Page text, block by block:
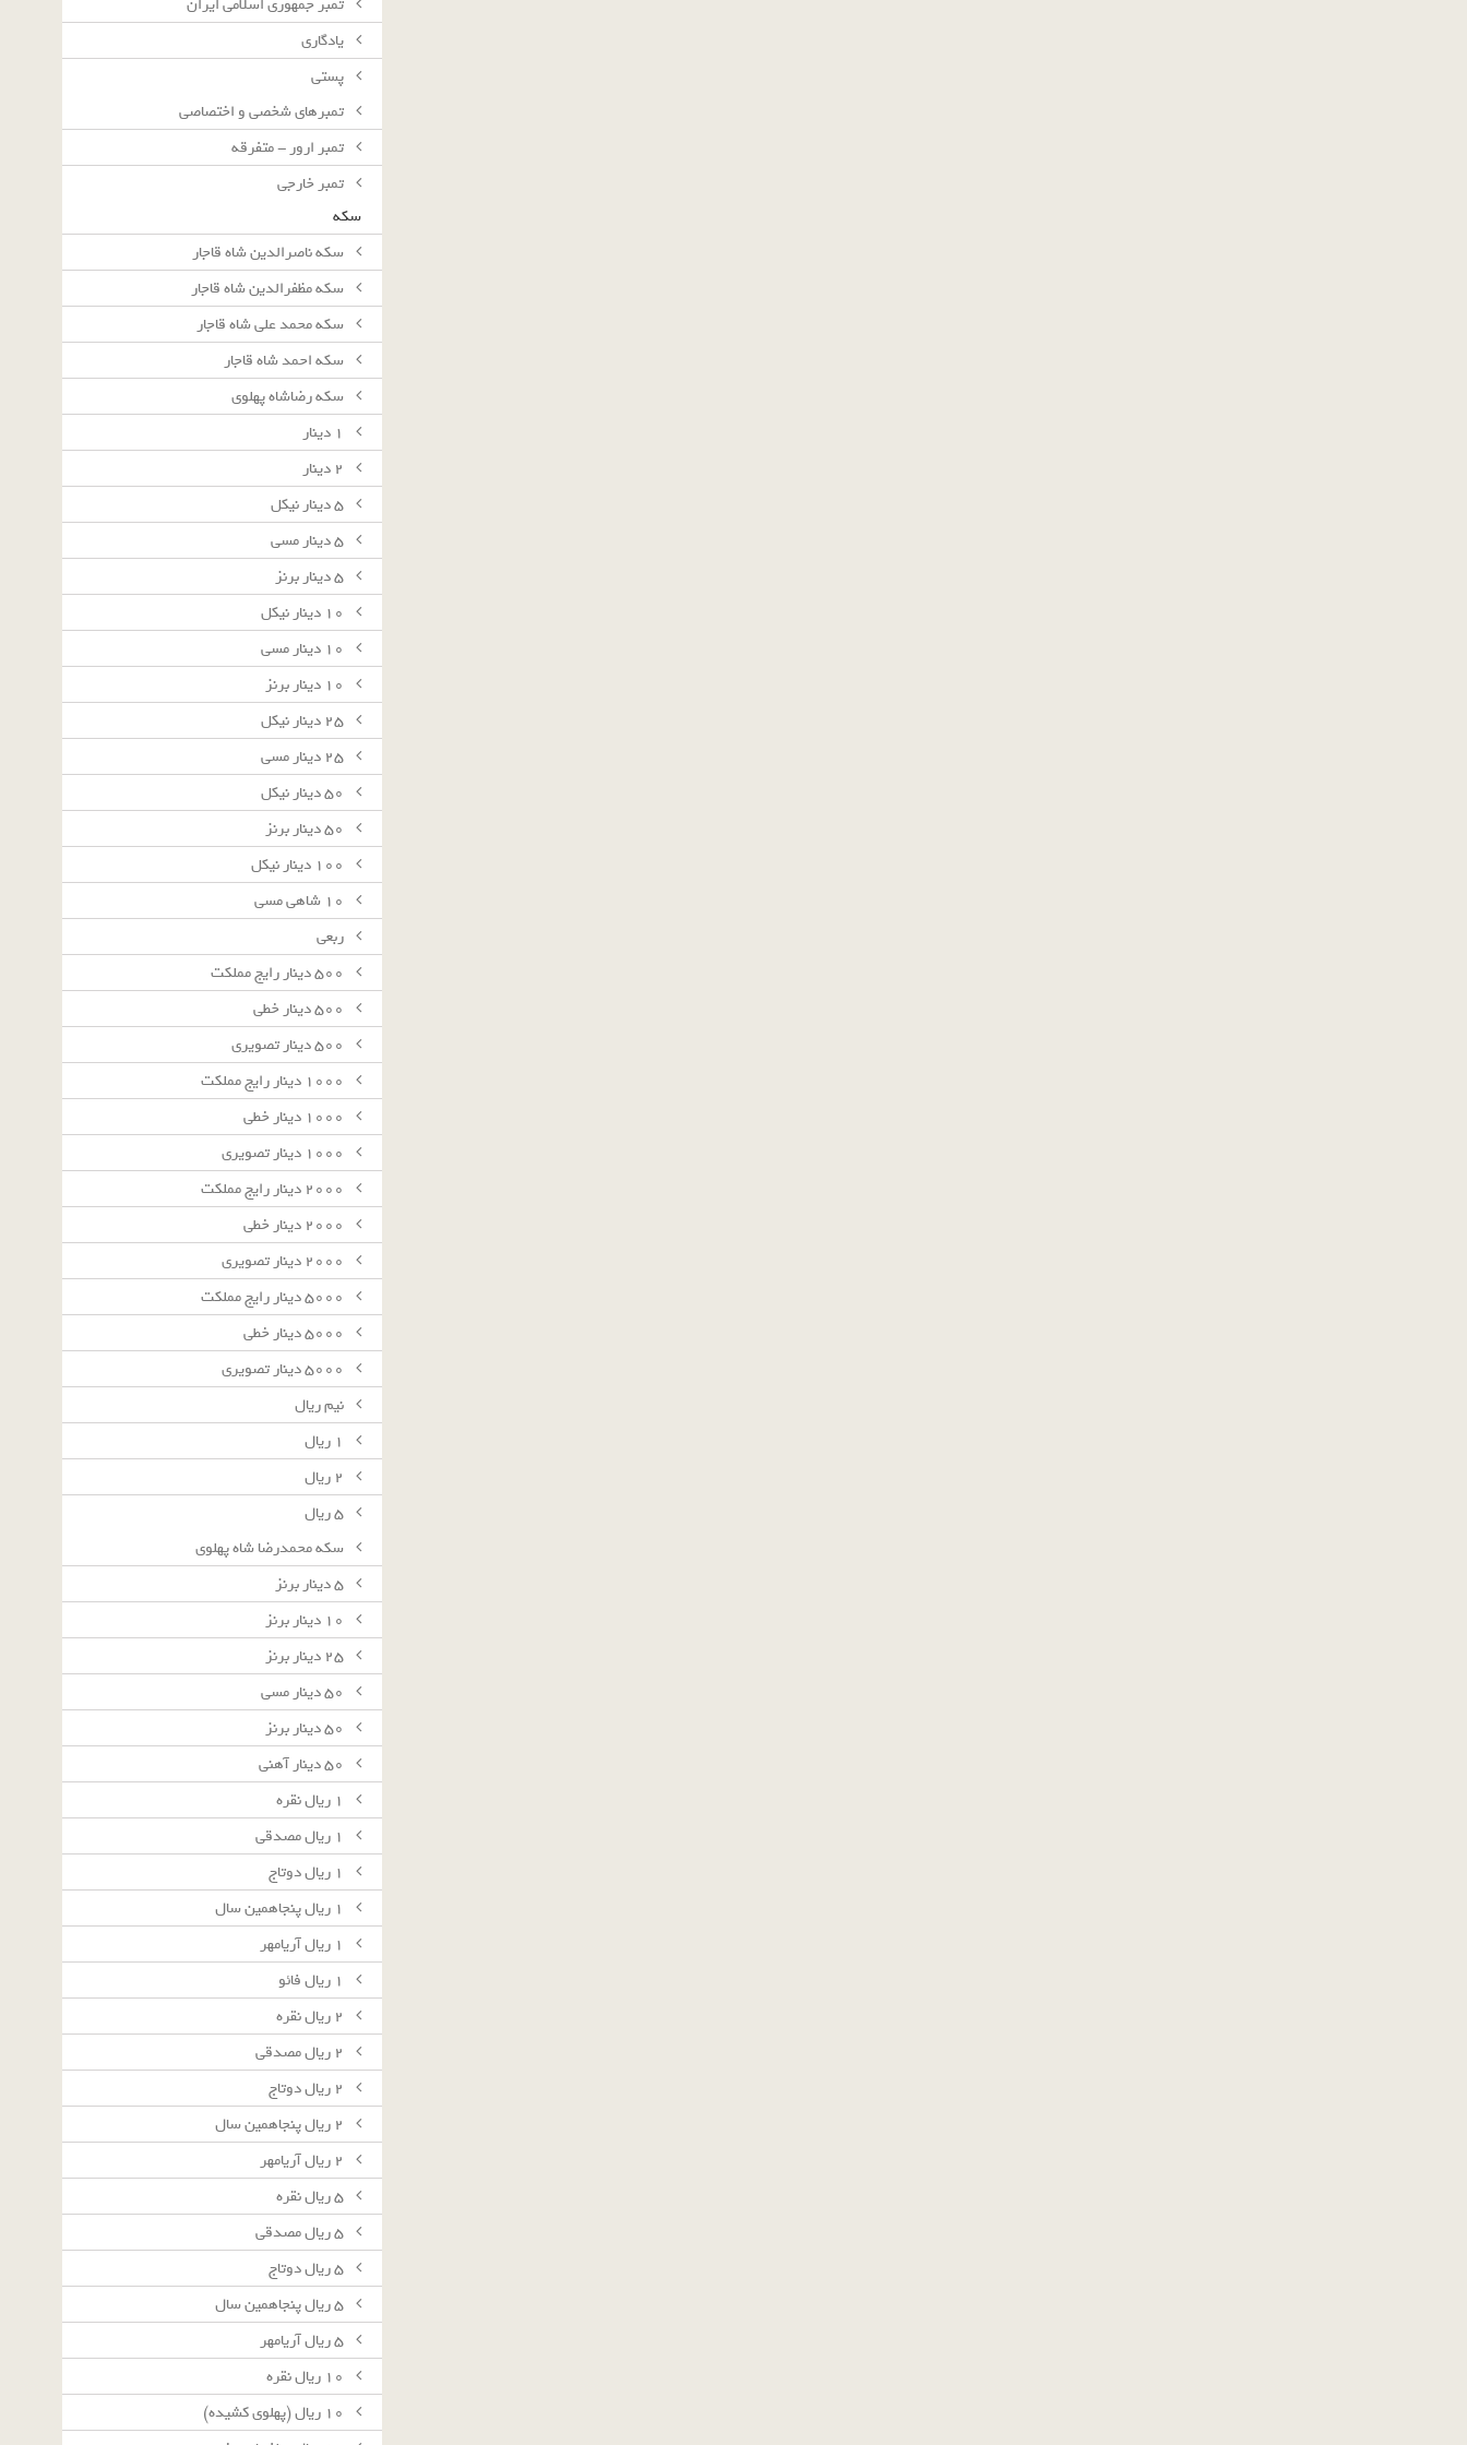
تمبر جمهوری اسلامی ایران
یادگاری
پستی
تمبرهای شخصی و اختصاصی
تمبر ارور - متفرقه
تمبر خارجی
سکه
سکه ناصرالدین شاه قاجار
سکه مظفرالدین شاه قاجار
سکه محمد علی شاه قاجار
سکه احمد شاه قاجار
سکه رضاشاه پهلوی
٥ دينار نيكل
٥ دينار مسى
٥ دينار برنز
٢٥ دينار نيكل
٢٥ دينار مسى
ربعى
نيم ريال
٥ ريال
سکه محمدرضا شاه پهلوی
٥ دينار برنز
٢٥ دينار برنز
٥ ريال نقره
٥ ريال مصدقى
٥ ريال دوتاج
٥ ريال پنجاهمين سال
٥ ريال آريامهر